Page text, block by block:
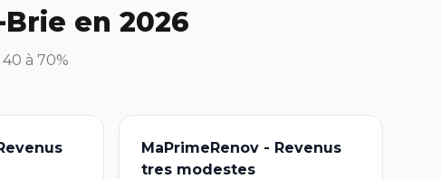
en 2026
à 70%
MaPrimeRenov - Revenus
tres modestes